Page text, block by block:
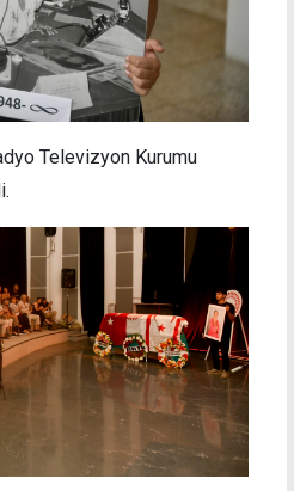
Televizyon Kurumu